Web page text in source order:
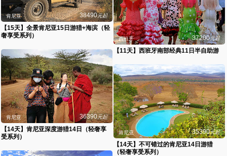
38490元起
肯尼亚
【15天】全景肯尼亚15日游猎+海滨（轻
奢享受系列）
37200元起
西班牙
【11天】西班牙南部经典11日半自助游
36390元起
肯尼亚
【14天】肯尼亚深度游猎14日（轻奢享
受系列）
35390元起
肯尼亚
【14天】不可错过的肯尼亚14日游猎
（轻奢享受系列）